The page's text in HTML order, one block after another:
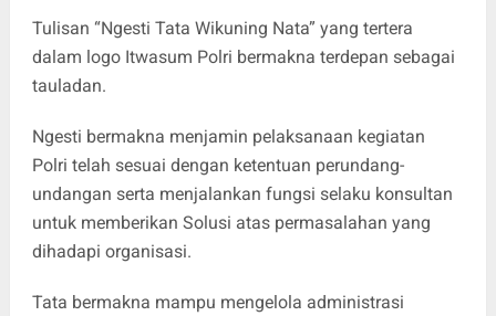
Tulisan “Ngesti Tata Wikuning Nata” yang tertera
dalam logo Itwasum Polri bermakna terdepan sebagai
tauladan.
Ngesti bermakna menjamin pelaksanaan kegiatan
Polri telah sesuai dengan ketentuan perundang-
undangan serta menjalankan fungsi selaku konsultan
untuk memberikan Solusi atas permasalahan yang
dihadapi organisasi.
Tata bermakna mampu mengelola administrasi